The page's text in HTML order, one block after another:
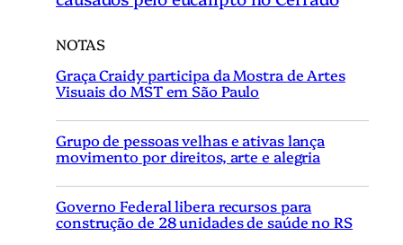
NOTAS
Graça Craidy participa da Mostra de Artes
Visuais do MST em São Paulo
Grupo de pessoas velhas e ativas lança
movimento por direitos, arte e alegria
Governo Federal libera recursos para
construção de 28 unidades de saúde no RS